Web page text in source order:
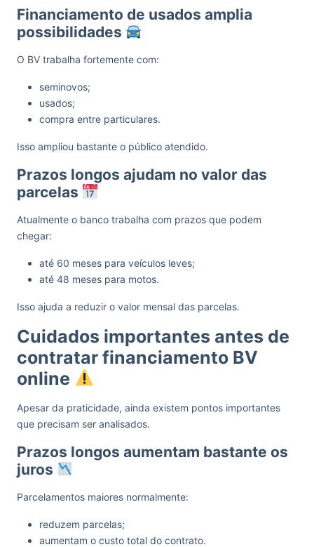
Financiamento de usados amplia
possibilidades
O BV trabalha fortemente com:
seminovos;
usados;
compra entre particulares.
Isso ampliou bastante o público atendido.
Prazos longos ajudam no valor das
parcelas
Atualmente o banco trabalha com prazos que podem
chegar:
até 60 meses para veículos leves;
até 48 meses para motos.
Isso ajuda a reduzir o valor mensal das parcelas.
Cuidados importantes antes de
contratar financiamento BV
online
Apesar da praticidade, ainda existem pontos importantes
que precisam ser analisados.
Prazos longos aumentam bastante os
juros
Parcelamentos maiores normalmente:
reduzem parcelas;
aumentam o custo total do contrato.